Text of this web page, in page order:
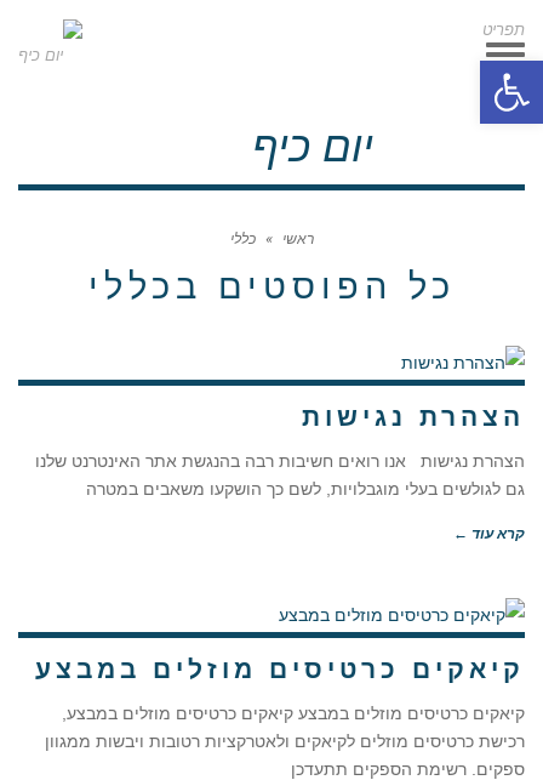
פתח סרגל נגישות
תפריט
תפריט
יום כיף
ראשי » כללי
כל הפוסטים ב כללי
הצהרת נגישות
הצהרת נגישות אנו רואים חשיבות רבה בהנגשת אתר האינטרנט שלנו
גם לגולשים בעלי מוגבלויות, לשם כך הושקעו משאבים במטרה
קרא עוד ←
קיאקים כרטיסים מוזלים במבצע
קיאקים כרטיסים מוזלים במבצע קיאקים כרטיסים מוזלים במבצע,
רכישת כרטיסים מוזלים לקיאקים ולאטרקציות רטובות ויבשות ממגוון
ספקים. רשימת הספקים תתעדכן